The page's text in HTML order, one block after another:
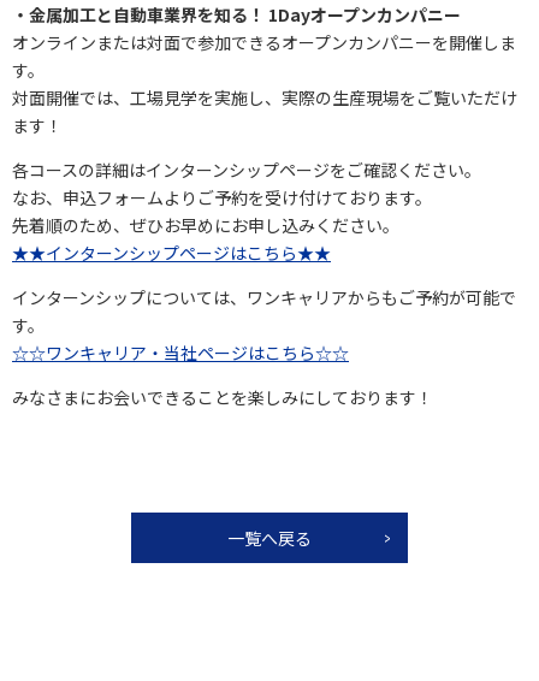
・金属加工と自動車業界を知る！ 1Dayオープンカンパニー
オンラインまたは対面で参加できるオープンカンパニーを開催しま
す。
対面開催では、工場見学を実施し、実際の生産現場をご覧いただけ
ます！
各コースの詳細はインターンシップページをご確認ください。
なお、申込フォームよりご予約を受け付けております。
先着順のため、ぜひお早めにお申し込みください。
★★インターンシップページはこちら★★
インターンシップについては、ワンキャリアからもご予約が可能で
す。
☆☆ワンキャリア・当社ページはこちら☆☆
みなさまにお会いできることを楽しみにしております！
一覧へ戻る